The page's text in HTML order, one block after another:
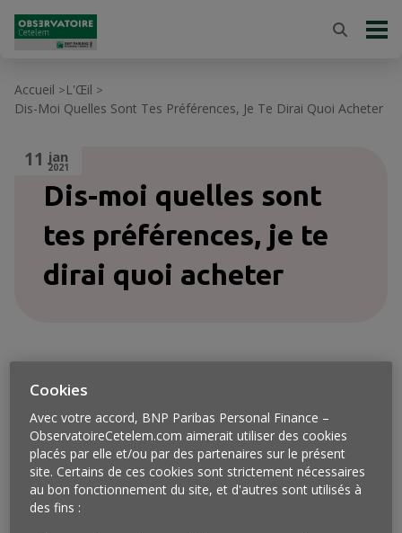
Accueil >L'Œil >
Dis-Moi Quelles Sont Tes Préférences, Je Te Dirai Quoi Acheter
Dis-moi quelles sont
tes préférences, je te
dirai quoi acheter
11 jan
2021
Cookies
Avec votre accord, BNP Paribas Personal Finance –
ObservatoireCetelem.com aimerait utiliser des cookies
placés par elle et/ou par des partenaires sur le présent
site. Certains de ces cookies sont strictement nécessaires
au bon fonctionnement du site, et d'autres sont utilisés à
des fins :